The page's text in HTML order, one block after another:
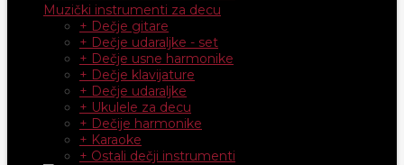
Muzički instrumenti za decu
+ Dečje gitare
+ Dečje udaraljke - set
+ Dečje usne harmonike
+ Dečje klavijature
+ Dečje udaraljke
+ Ukulele za decu
+ Dečije harmonike
+ Karaoke
+ Ostali dečji instrumenti